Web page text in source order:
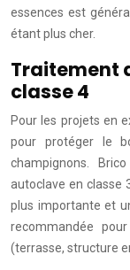
essences est
étant plus cher.
Traitement
classe 4
Pour les projets en
pour protéger le
champignons.
autoclave en classe
plus importante et
recommandée
(terrasse, structure